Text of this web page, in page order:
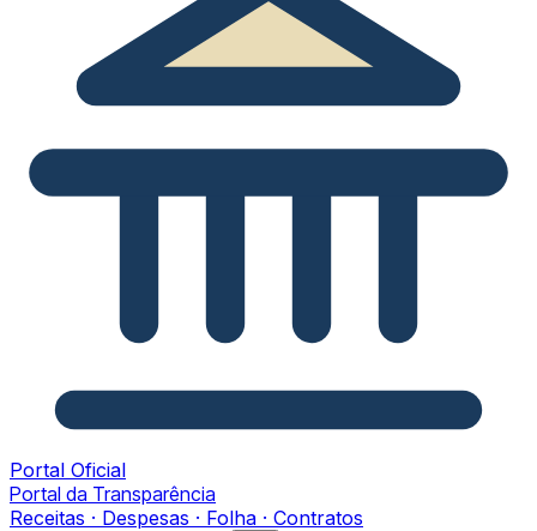
Portal Oficial
Portal da Transparência
Receitas · Despesas · Folha · Contratos